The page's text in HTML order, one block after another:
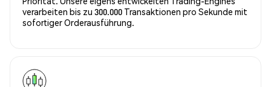
verarbeiten bis zu 300.000 Transaktionen pro Sekunde mit
sofortiger Orderausführung.